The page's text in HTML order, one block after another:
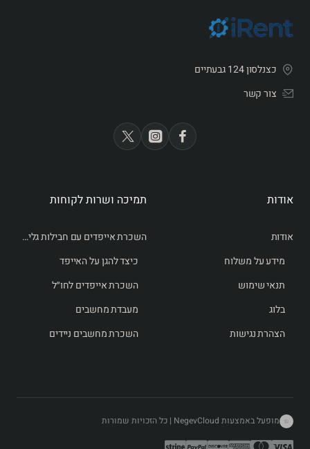
כצנלסון 124 גבעתיים
צור קשר
אודות
אודות
מידע על משלוח
תנאי שימוש
בלוג
הצהרת נגישות
תמיכה ושרות לקוחות
השכרת אייפדים עם חבילות גלישה לחו״ל
כיצד להגן על האייפד
השכרת אייפדים לחו״ל
מעבדת מחשבים
השכרת מחשבים ניידים
מופעל באמצעות NegevCloud | כל הזכויות שמורות